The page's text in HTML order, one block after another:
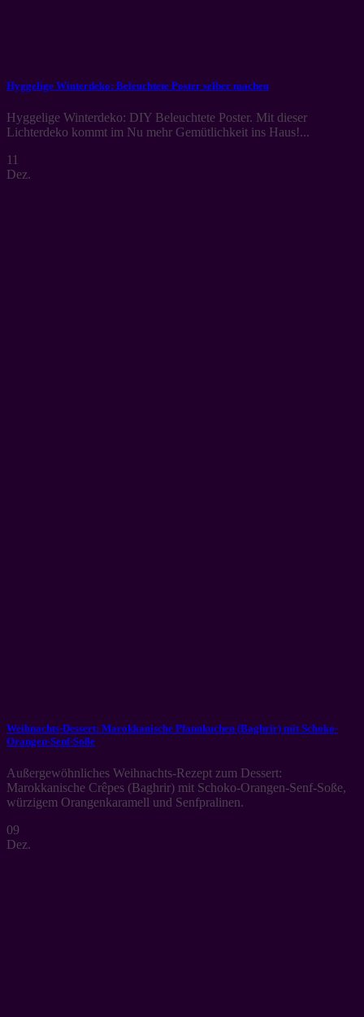
Hyggelige Winterdeko: Beleuchtete Poster selber machen
Hyggelige Winterdeko: DIY Beleuchtete Poster. Mit dieser
Lichterdeko kommt im Nu mehr Gemütlichkeit ins Haus!...
11
Dez.
Weihnachts-Dessert: Marokkanische Pfannkuchen (Baghrir) mit Schoko-
Orangen-Senf-Soße
Außergewöhnliches Weihnachts-Rezept zum Dessert:
Marokkanische Crêpes (Baghrir) mit Schoko-Orangen-Senf-Soße,
würzigem Orangenkaramell und Senfpralinen.
09
Dez.